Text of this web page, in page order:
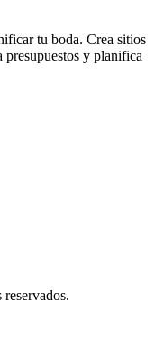
tu boda. Crea sitios
y planifica